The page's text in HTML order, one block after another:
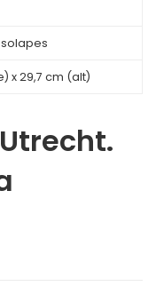
x 29,7 cm (alt)